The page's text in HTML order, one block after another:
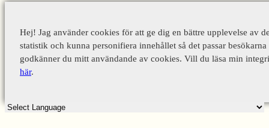
Hej! Jag använder cookies för att ge dig en bättre upplevelse av
statistik och kunna personifiera innehållet så det passar
godkänner du mitt användande av cookies. Vill du läsa min
här.